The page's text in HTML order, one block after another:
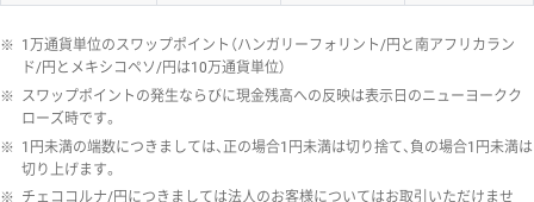
※ 1万通貨単位のスワップポイント（ハンガリーフォリント/円と南アフリカラン
ド/円とメキシコペソ/円は10万通貨単位）
※ スワップポイントの発生ならびに現金残高への反映は表示日のニューヨークク
ローズ時です。
※ 1円未満の端数につきましては、正の場合1円未満は切り捨て、負の場合1円未満は
切り上げます。
※ チェココルナ/円につきましては法人のお客様についてはお取引いただけませ